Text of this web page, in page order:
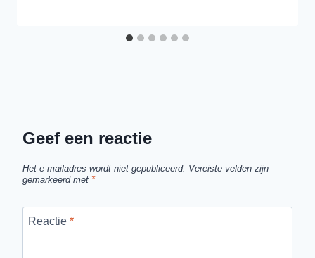
Geef een reactie
Het e-mailadres wordt niet gepubliceerd. Vereiste velden zijn
gemarkeerd met *
Reactie *